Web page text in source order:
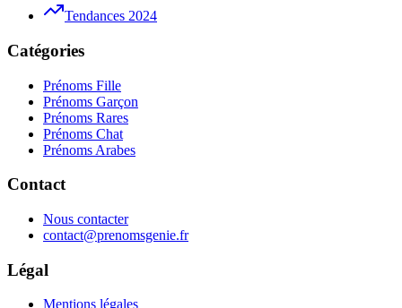
Tendances 2024
Catégories
Prénoms Fille
Prénoms Garçon
Prénoms Rares
Prénoms Chat
Prénoms Arabes
Contact
Nous contacter
contact@prenomsgenie.fr
Légal
Mentions légales